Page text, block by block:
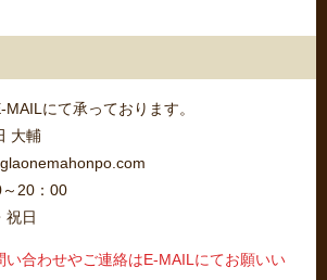
にて承っております。
大輔
～20：00
祝日
合わせやご連絡はE-MAILにてお願いい